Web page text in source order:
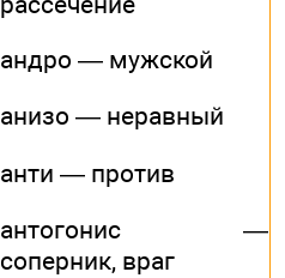
андро — мужской
анизо — неравный
анти — против
антогонис —
соперник, враг